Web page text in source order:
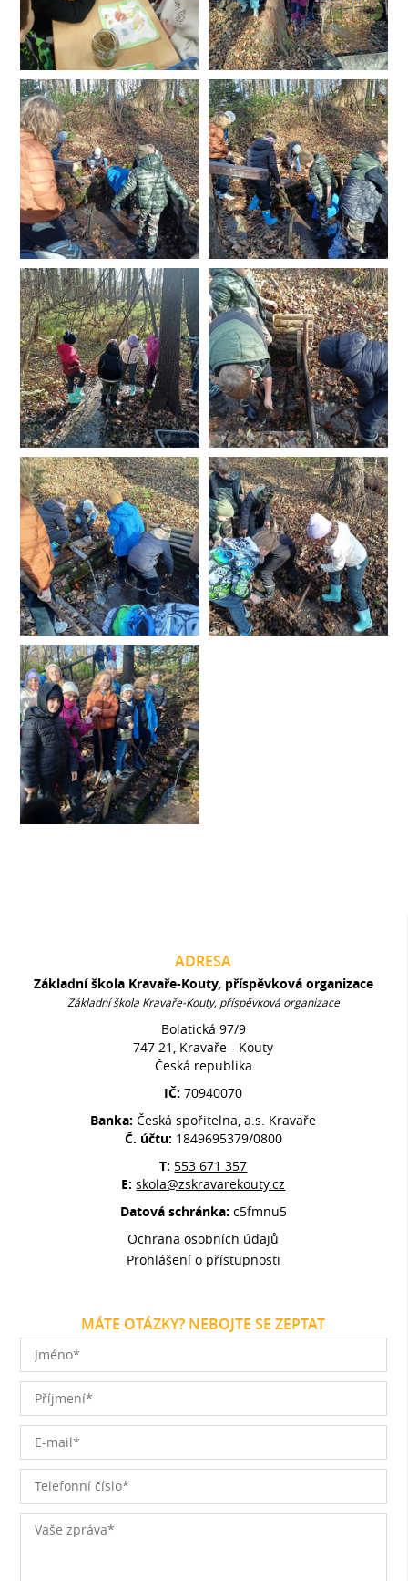
ADRESA
Základní škola Kravaře-Kouty, příspěvková organizace
Základní škola Kravaře-Kouty, příspěvková organizace
Bolatická 97/9
747 21, Kravaře - Kouty
Česká republika
IČ:70940070
Banka:Česká spořitelna, a.s. Kravaře
Č. účtu: 1849695379/0800
T: 553 671 357
E:skola@zskravarekouty.cz
Datová schránka: c5fmnu5
Ochrana osobních údajů
Prohlášení o přístupnosti
MÁTE OTÁZKY? NEBOJTE SE ZEPTAT